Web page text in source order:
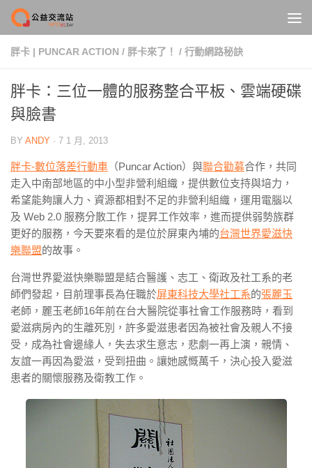
Skip to content
胖卡 | PUNCAR ACTION / 胖卡來了！ / 行動網路秘訣
胖卡：三位一體的服務整合平板、雲端硬碟
與臉書
BY ANDY · 7 1 月, 2013
胖卡-數位落差行動車 （Puncar Action）與聯合勸募合作，共同
走入中南部地區的中小型非營利組織，提供數位支持與培力，
希望能夠讓人力、資源都相對不足的非營利組織，運用電腦以
及 Web 2.0 服務分散工作，提昇工作效率，進而提供弱勢族群
更好的服務，今天要來看的是位於屏東內埔的台灣世界愛滋快
樂聯盟的故事。
台灣世界愛滋快樂聯盟是結合醫護、志工、衛政及社工系的老
師們發起，目前理事長為任職於屏東科技大學社工系的張麗玉
老師，麗玉老師16年前在台大醫院從事社會工作服務時，看到
愛滋病房內的生離死別，許多愛滋患者因為被社會及親人不接
受，成為社會邊緣人，失去求生意志，悲劇一再上演，親情、
友誼一再因為愛滋，受到扭曲。讓她感慨萬千，決心投入愛滋
患者的關懷服務及衛教工作。